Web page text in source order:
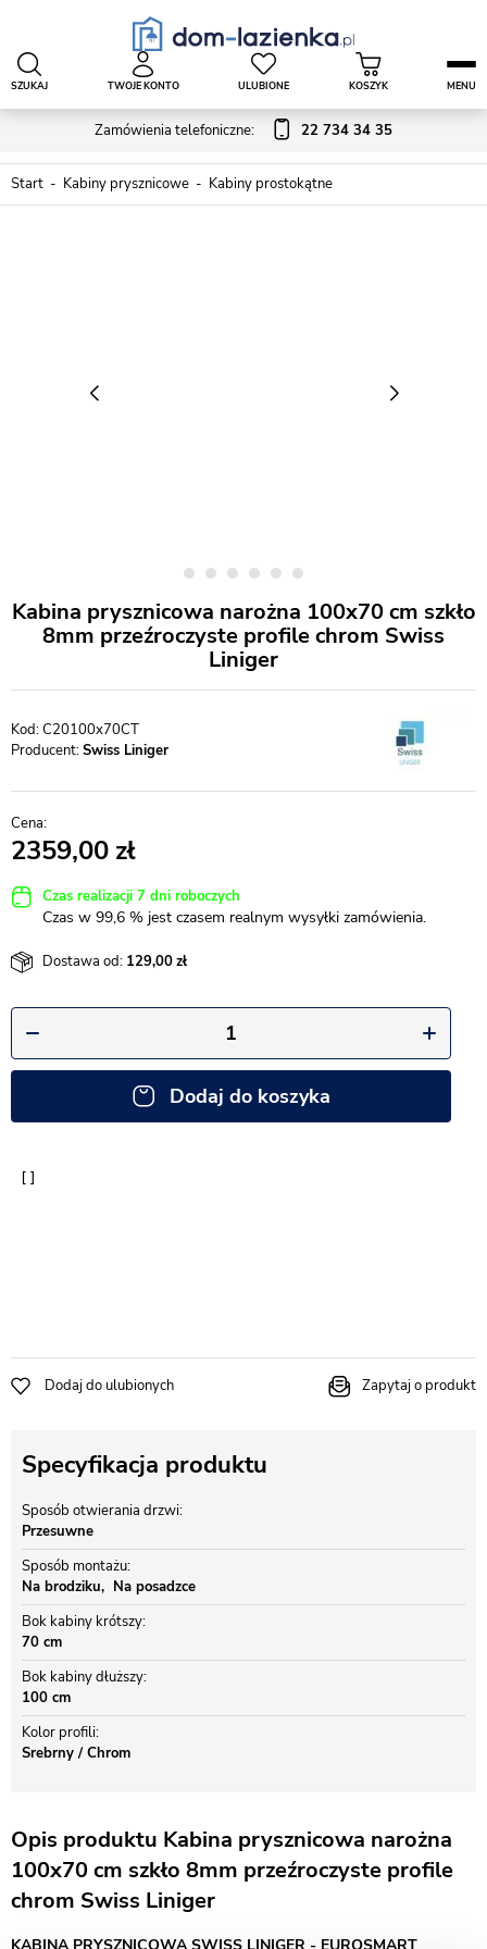
Zamówienia telefoniczne: 22 734 34 35
SZUKAJ TWOJE KONTO ULUBIONE KOSZYK MENU
Start Kabiny prysznicowe Kabiny prostokątne
Kabina prysznicowa narożna 100x70 cm szkło
8mm przeźroczyste profile chrom Swiss
Liniger
C20100x70CT
Producent:Swiss Liniger
2359,00
Czas realizacji 7 dni roboczych
Czas w 99,6 % jest czasem realnym wysyłki zamówienia.
Dostawa od: 129,00
Dodaj do koszyka
Dodaj do ulubionych Zapytaj o produkt
Specyfikacja produktu
Sposób otwierania drzwi
Przesuwne
Sposób montażu
Na brodziku
Na posadzce
Bok kabiny krótszy
70 cm
Bok kabiny dłuższy
100 cm
Kolor profili
Srebrny / Chrom
Opis produktu Kabina prysznicowa narożna
100x70 cm szkło 8mm przeźroczyste profile
chrom Swiss Liniger